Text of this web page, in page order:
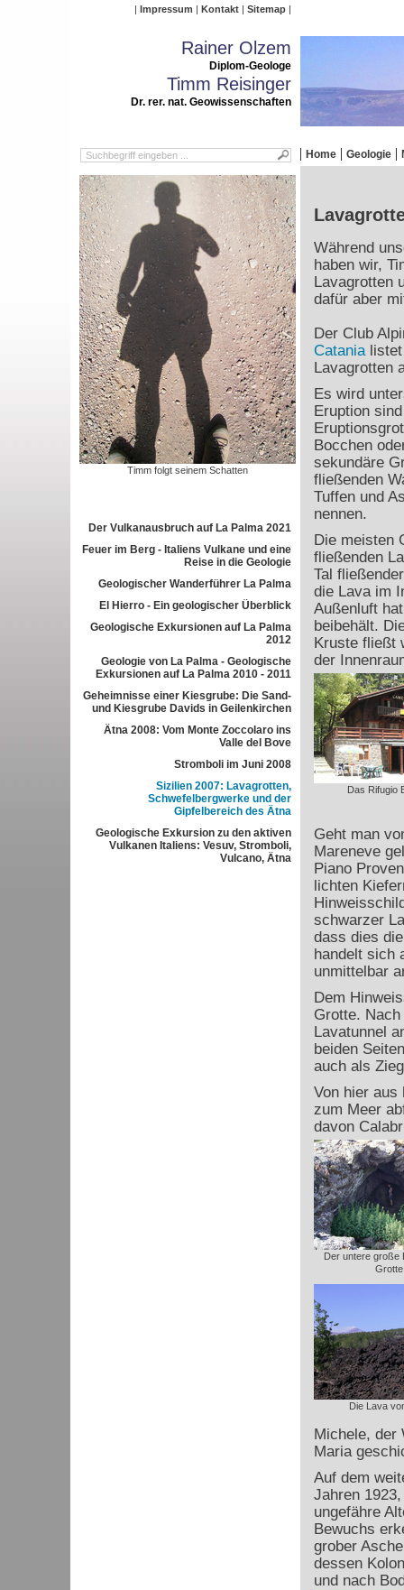
Impressum Kontakt Sitemap
Rainer Olzem
Diplom-Geologe
Timm Reisinger
Dr. rer. nat. Geowissenschaften
Home Geologie
Timm folgt seinem Schatten
Der Vulkanausbruch auf La Palma 2021
Feuer im Berg - Italiens Vulkane und eine
Reise in die Geologie
Geologischer Wanderführer La Palma
El Hierro - Ein geologischer Überblick
Geologische Exkursionen auf La Palma
2012
Geologie von La Palma - Geologische
Exkursionen auf La Palma 2010 - 2011
Geheimnisse einer Kiesgrube: Die Sand-
und Kiesgrube Davids in Geilenkirchen
Ätna 2008: Vom Monte Zoccolaro ins
Valle del Bove
Stromboli im Juni 2008
Sizilien 2007: Lavagrotten,
Schwefelbergwerke und der
Gipfelbereich des Ätna
Geologische Exkursion zu den aktiven
Vulkanen Italiens: Vesuv, Stromboli,
Vulcano, Ätna
Während
haben wir,
Lavagrotten
dafür aber
Der Club
Catanialistet
Lavagrotten
Es wird
Eruption
Bocchen
sekundäre
fließenden
Tuffen und
nennen.
Die meisten
fließenden
Tal
die Lava im
Außenluft
beibehält.
Kruste fließt
der
Das Rifugio
Geht man
Mareneve
Piano
lichten
schwarzer
dass dies
handelt sich
unmittelbar
Dem
Grotte.
Lavatunnel
beiden
auch als
Von hier aus
zum Meer
davon
Der untere große
Grotte
Die Lava
Michele, der
Maria
Auf dem
Jahren
ungefähre
Bewuchs
grober
dessen
und nach